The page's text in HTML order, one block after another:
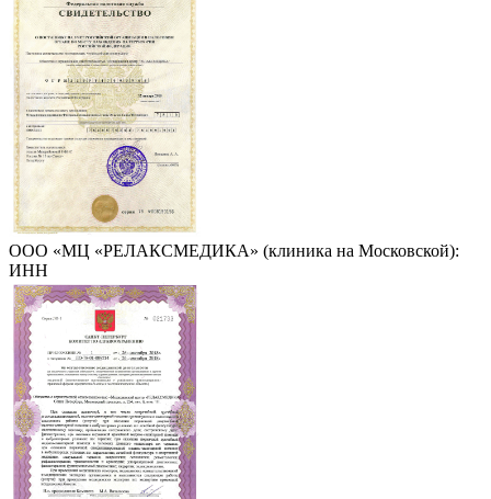
ООО «МЦ «РЕЛАКСМЕДИКА» (клиника на Московской):
ИНН